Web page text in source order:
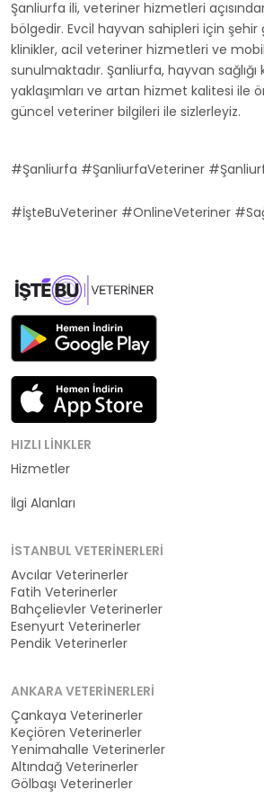
Şanliurfa ili, veteriner hizmetleri
bölgedir. Evcil hayvan sahipleri için
klinikler, acil veteriner hizmetleri ve
sunulmaktadır. Şanliurfa, hayvan
yaklaşımları ve artan hizmet kalitesi ile
güncel veteriner bilgileri ile sizlerleyiz.
#Şanliurfa #ŞanliurfaVeteriner
#İşteBuVeteriner #OnlineVeteriner
HIZLI LINKLER
Hizmetler
İlgi Alanları
İSTANBUL VETERINERLERI
Avcılar Veterinerler
Fatih Veterinerler
Bahçelievler Veterinerler
Esenyurt Veterinerler
Pendik Veterinerler
ANKARA VETERINERLERI
Çankaya Veterinerler
Keçiören Veterinerler
Yenimahalle Veterinerler
Altındağ Veterinerler
Gölbaşı Veterinerler